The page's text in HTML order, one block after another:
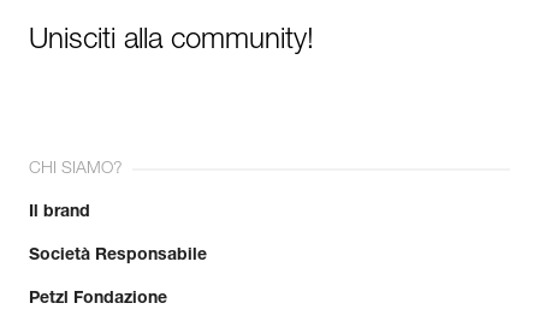
Unisciti alla community!
CHI SIAMO?
Il brand
Società Responsabile
Petzl Fondazione